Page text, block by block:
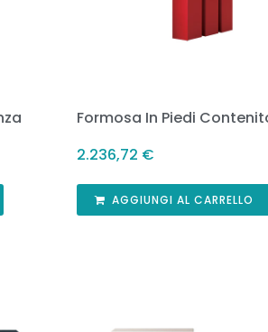
Formosa In Piedi
2.236,72 €
AGGIUNGI AL CARRELLO